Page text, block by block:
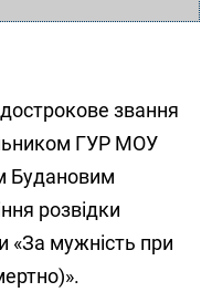
звання
ГУР МОУ
Будановим
розвідки
«За мужність при